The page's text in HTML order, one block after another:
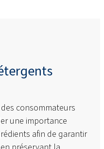
consommateurs
une importance
afin de garantir